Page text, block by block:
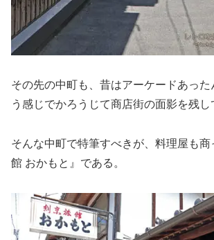
その先の中町も、昔はアーケードあっ
う感じでかろうじて商店街の面影を残し
そんな中町で特筆すべきが、料理屋も
館 おかもと』である。